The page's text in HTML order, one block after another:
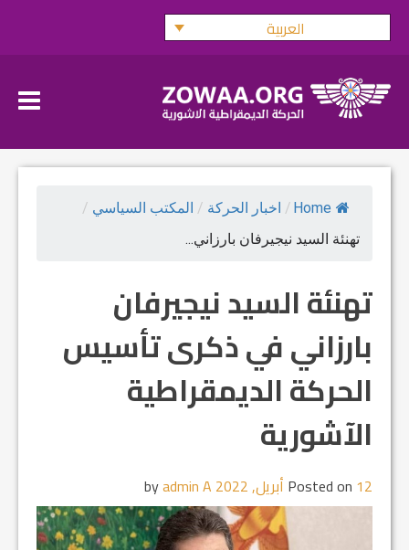
Skip
العربية
Home
/ اخبار الحركة / المكتب السياسي /
تهنئة السيد نيجيرفان بارزاني...
تهنئة السيد نيجيرفان
بارزاني في ذكرى تأسيس
الحركة الديمقراطية
الآشورية
Posted on 12 أبريل, 2022 admin A